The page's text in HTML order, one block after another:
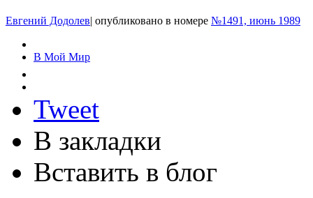
Евгений Додолев| опубликовано в номере №1491, июнь 1989
В Мой Мир
Tweet
В закладки
Вставить в блог